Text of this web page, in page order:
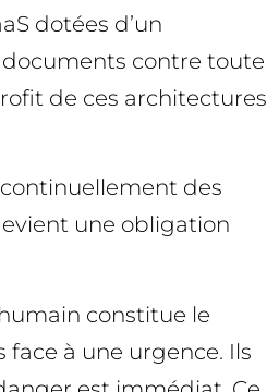
dotées d’un
contre toute
de ces architectures
des
une obligation
constitue le
à une urgence. Ils